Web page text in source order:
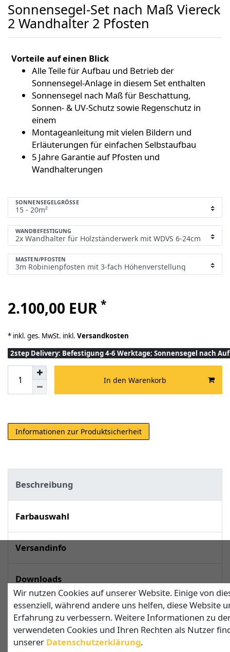
Sonnensegel-Set nach Maß Viereck
2 Wandhalter 2 Pfosten
Vorteile auf einen Blick
Alle Teile für Aufbau und Betrieb der
Sonnensegel-Anlage in diesem Set enthalten
Sonnensegel nach Maß für Beschattung,
Sonnen- & UV-Schutz sowie Regenschutz in
einem
Montageanleitung mit vielen Bildern und
Erläuterungen für einfachen Selbstaufbau
5 Jahre Garantie auf Pfosten und
Wandhalterungen
SONNENSEGELGRÖSSE
WANDBEFESTIGUNG
MASTEN/PFOSTEN
2.100,00 EUR *
* inkl. ges. MwSt. inkl. Versandkosten
2step Delivery: Befestigung 4-6 Werktage; Sonnensegel nach
In den Warenkorb
Informationen zur Produktsicherheit
Beschreibung
Farbauswahl
Versandinfo
Downloads
techn. Daten
Wir nutzen Cookies auf unserer Website. Einige von
essenziell, während andere uns helfen, diese Website
Erfahrung zu verbessern. Weitere Informationen zu
verwendeten Cookies und Ihren Rechten als Nutzer
unserer Daten­schutz­erklärung.